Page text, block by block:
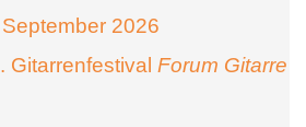
2026
Gitarrenfestival Forum Gitarre